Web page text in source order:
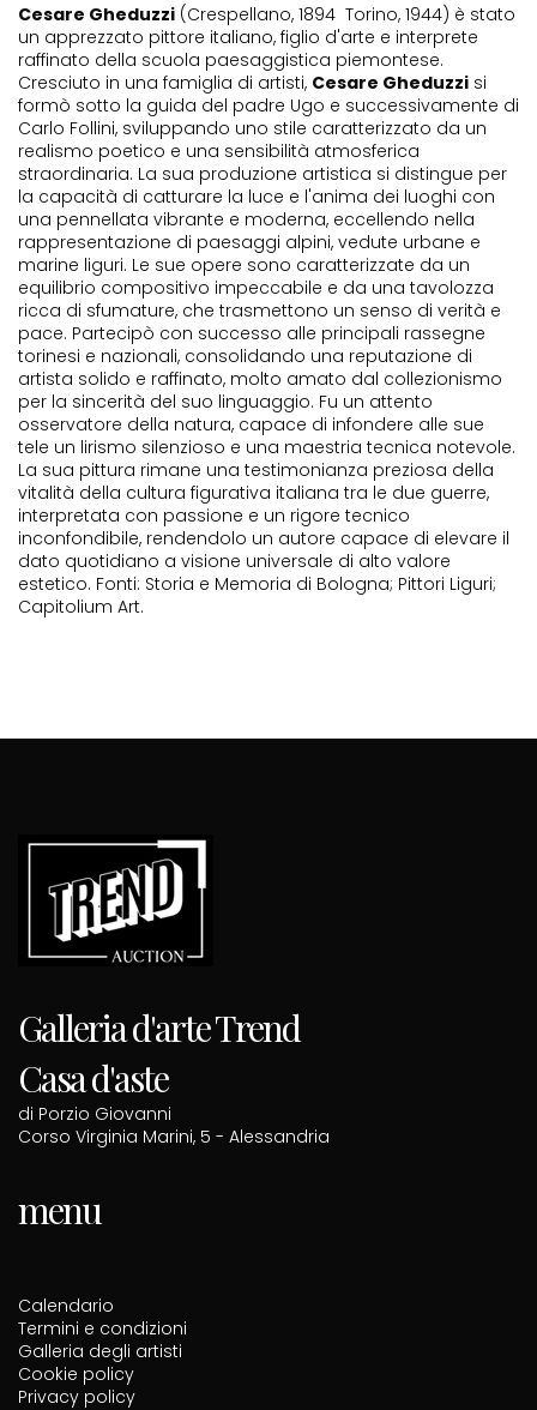
Cesare Gheduzzi (Crespellano, 1894  Torino, 1944) è stato
un apprezzato pittore italiano, figlio d'arte e interprete
raffinato della scuola paesaggistica piemontese.
Cresciuto in una famiglia di artisti, Cesare Gheduzzi si
formò sotto la guida del padre Ugo e successivamente di
Carlo Follini, sviluppando uno stile caratterizzato da un
realismo poetico e una sensibilità atmosferica
straordinaria. La sua produzione artistica si distingue per
la capacità di catturare la luce e l'anima dei luoghi con
una pennellata vibrante e moderna, eccellendo nella
rappresentazione di paesaggi alpini, vedute urbane e
marine liguri. Le sue opere sono caratterizzate da un
equilibrio compositivo impeccabile e da una tavolozza
ricca di sfumature, che trasmettono un senso di verità e
pace. Partecipò con successo alle principali rassegne
torinesi e nazionali, consolidando una reputazione di
artista solido e raffinato, molto amato dal collezionismo
per la sincerità del suo linguaggio. Fu un attento
osservatore della natura, capace di infondere alle sue
tele un lirismo silenzioso e una maestria tecnica notevole.
La sua pittura rimane una testimonianza preziosa della
vitalità della cultura figurativa italiana tra le due guerre,
interpretata con passione e un rigore tecnico
inconfondibile, rendendolo un autore capace di elevare il
dato quotidiano a visione universale di alto valore
estetico. Fonti: Storia e Memoria di Bologna; Pittori Liguri;
Capitolium Art.
Galleria d'arte Trend
Casa d'aste
di Porzio Giovanni
Corso Virginia Marini, 5 - Alessandria
menu
Calendario
Termini e condizioni
Galleria degli artisti
Cookie policy
Privacy policy